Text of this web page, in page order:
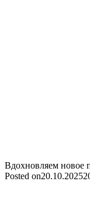
Вдохновляем новое
Posted on20.10.2025